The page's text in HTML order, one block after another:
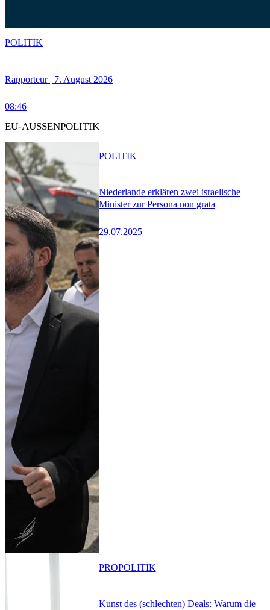
Rapporteur | 7. August 2026
08:46
POLITIK
EU-AUSSENPOLITIK
Niederlande erklären zwei israelische
Minister zur Persona non grata
29.07.2025
POLITIK
Kunst des (schlechten) Deals: Warum die
PROPOLITIK